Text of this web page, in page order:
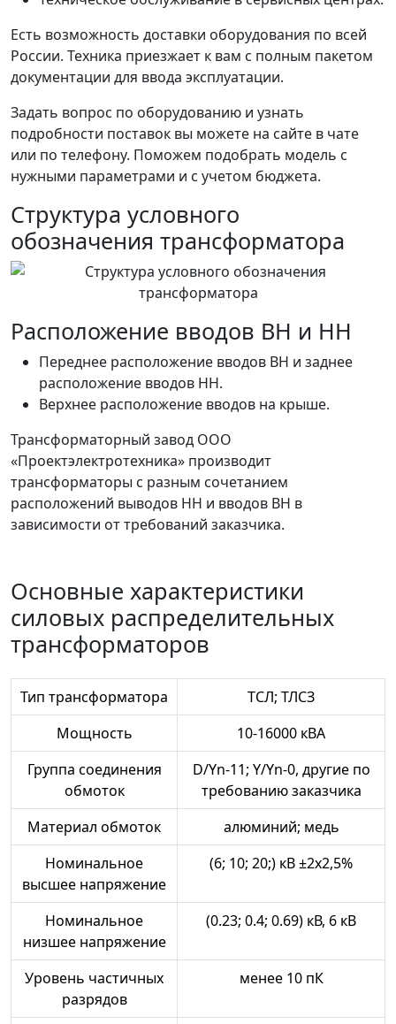
Есть возможность доставки оборудования по всей
России. Техника приезжает к вам с полным пакетом
документации для ввода эксплуатации.
Задать вопрос по оборудованию и узнать
подробности поставок вы можете на сайте в чате
или по телефону. Поможем подобрать модель с
нужными параметрами и с учетом бюджета.
Структура условного
обозначения трансформатора
Расположение вводов ВН и НН
Переднее расположение вводов ВН и заднее
расположение вводов НН.
Верхнее расположение вводов на крыше.
Трансформаторный завод ООО
«Проектэлектротехника» производит
трансформаторы с разным сочетанием
расположений выводов НН и вводов ВН в
зависимости от требований заказчика.
Основные характеристики
силовых распределительных
трансформаторов
Тип трансформатора
ТСЛ; ТЛСЗ
Мощность
10-16000 кВА
Группа соединения
обмоток
D/Yn-11; Y/Yn-0, другие по
требованию заказчика
Материал обмоток
алюминий; медь
Номинальное
высшее напряжение
(6; 10; 20;) кВ ±2х2,5%
Номинальное
низшее напряжение
(0.23; 0.4; 0.69) кВ, 6 кВ
Уровень частичных
разрядов
менее 10 пК